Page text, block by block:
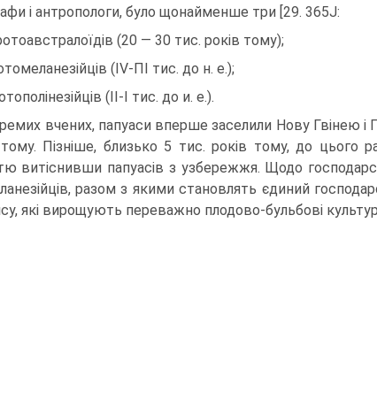
і антропологи, було щонай­менше три [29. 365J:
(20 — 30 тис. років тому);
(IV-ПІ тис. до н. е.);
(II-І тис. до и. е.).
вчених, папуаси вперше заселили Нову Гвінею і
Пізніше, близько 5 тис. років тому, до цього
витіснивши папуасів з узбережжя. Щодо
разом з якими становлять єдиний
які вирощують переважно плодово-бульбові